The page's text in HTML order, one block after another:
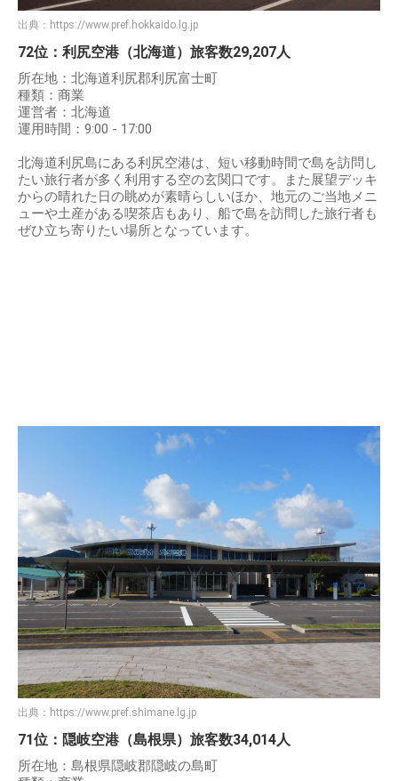
出典： https://www.pref.hokkaido.lg.jp
72位：利尻空港（北海道）旅客数29,207人
所在地：北海道利尻郡利尻富士町
種類：商業
運営者：北海道
運用時間：9:00 - 17:00
北海道利尻島にある利尻空港は、短い移動時間で島を訪問し
たい旅行者が多く利用する空の玄関口です。また展望デッキ
からの晴れた日の眺めが素晴らしいほか、地元のご当地メニ
ューや土産がある喫茶店もあり、船で島を訪問した旅行者も
ぜひ立ち寄りたい場所となっています。
出典： https://www.pref.shimane.lg.jp
71位：隠岐空港（島根県）旅客数34,014人
所在地：島根県隠岐郡隠岐の島町